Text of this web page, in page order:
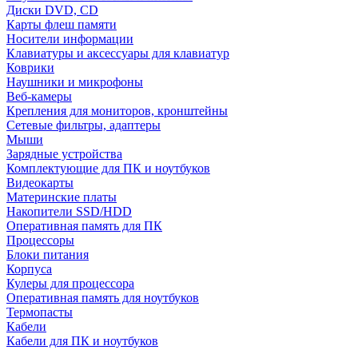
Диски DVD, CD
Карты флеш памяти
Носители информации
Клавиатуры и аксессуары для клавиатур
Коврики
Наушники и микрофоны
Веб-камеры
Крепления для мониторов, кронштейны
Сетевые фильтры, адаптеры
Мыши
Зарядные устройства
Комплектующие для ПК и ноутбуков
Видеокарты
Материнские платы
Накопители SSD/HDD
Оперативная память для ПК
Процессоры
Блоки питания
Корпуса
Кулеры для процессора
Оперативная память для ноутбуков
Термопасты
Кабели
Кабели для ПК и ноутбуков